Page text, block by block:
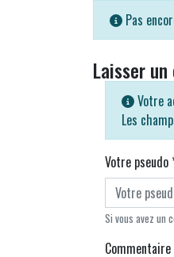
Pas
Laisser
Votre
Les
Votre pseudo
Si vous avez un
Commentaire